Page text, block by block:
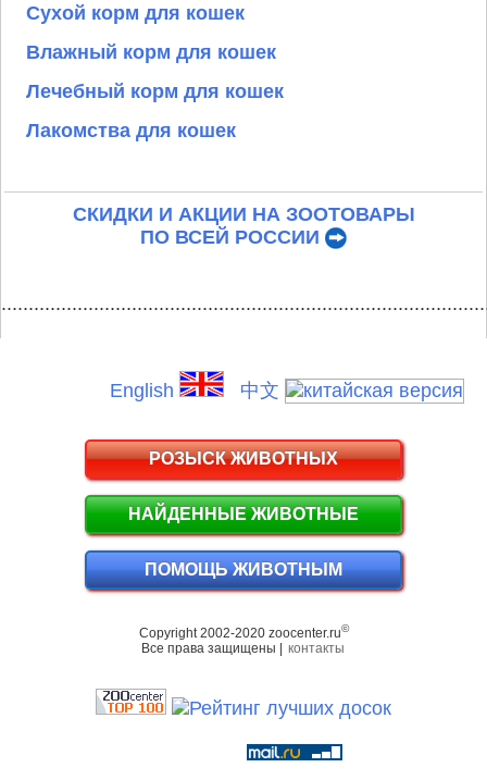
Сухой корм для кошек
Влажный корм для кошек
Лечебный корм для кошек
Лакомства для кошек
СКИДКИ И АКЦИИ НА ЗООТОВАРЫ
ПО ВСЕЙ РОССИИ
English 中文
РОЗЫСК ЖИВОТНЫХ
НАЙДЕННЫЕ ЖИВОТНЫЕ
ПОМОЩЬ ЖИВОТНЫМ
Copyright 2002-2020 zoocenter.ru©
Все права защищены | контакты